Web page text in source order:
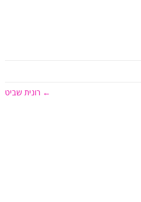
← רונית שביט